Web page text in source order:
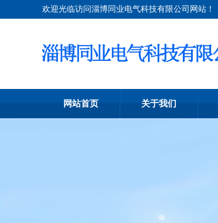
欢迎光临访问淄博同业电气科技有限公司网站！
网站首页 关于我们